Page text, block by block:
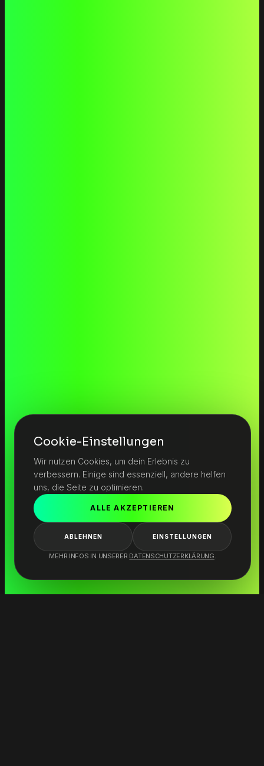
Cookie-Einstellungen
Wir nutzen Cookies, um dein Erlebnis zu
verbessern. Einige sind essenziell, andere helfen
uns, die Seite zu optimieren.
ALLE AKZEPTIEREN
ABLEHNEN EINSTELLUNGEN
MEHR INFOS IN UNSERER DATENSCHUTZERKLÄRUNG.